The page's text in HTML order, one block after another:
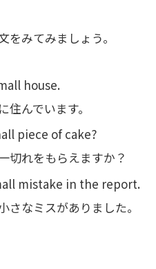
をみてみましょう。
house.
んでいます。
piece of cake?
切れをもらえますか？
mistake in the report.
さなミスがありました。